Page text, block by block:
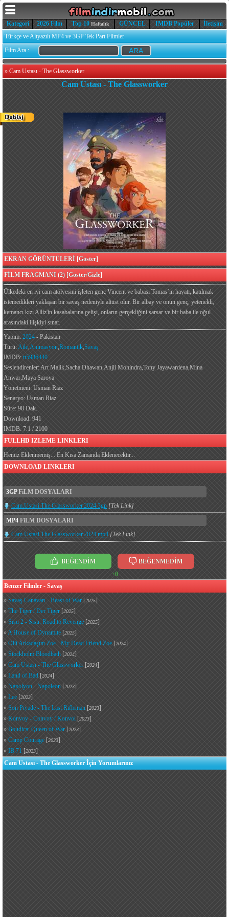
Kategori 2026 Film Top 10 Haftalık GÜNCEL IMDB Popüler
İletişim
Türkçe ve Altyazılı MP4 ve 3GP Tek Part Filmler
Film Ara :
» Cam Ustası - The Glassworker
Cam Ustası - The Glassworker
EKRAN GÖRÜNTÜLERİ [Göster]
FİLM FRAGMANI (2) [Göster/Gizle]
Ülkedeki en iyi cam atölyesini işleten genç Vincent ve babası Tomas’ın hayatı, katılmak
istemedikleri yaklaşan bir savaş nedeniyle altüst olur. Bir albay ve onun genç, yetenekli,
kemancı kızı Alliz'in kasabalarına gelişi, onların gerçekliğini sarsar ve bir baba ile oğul
arasındaki ilişkiyi sınar.
Yapım: 2024 - Pakistan
Türü:Aile,Animasyon,Romantik,Savaş
IMDB: tt5986440
Seslendirenler: Art Malik,Sacha Dhawan,Anjli Mohindra,Tony Jayawardena,Mina
Anwar,Maya Saroya
Yönetmeni: Usman Riaz
Senaryo: Usman Riaz
Süre: 98 Dak.
Download: 941
IMDB: 7.1 / 2100
FULLHD IZLEME LINKLERI
Henüz Eklenmemiş... En Kısa Zamanda Eklenecektir...
DOWNLOAD LINKLERI
3GPFiLM DOSYALARI
Cam.Ustasi.The.Glassworker.2024.3gp [Tek Link]
MP4 FiLM DOSYALARI
Cam.Ustasi.The.Glassworker.2024.mp4 [Tek Link]
BEĞENDİM
BEĞENMEDİM
+0
Benzer Filmler - Savaş
» Savaş Canavarı - Beast of War [2025]
» The Tiger / Der Tiger [2025]
» Sisu 2 - Sisu: Road to Revenge [2025]
»A House of Dynamite [2025]
» Ölü Arkadaşım Zoe - My Dead Friend Zoe [2024]
» Stockholm Bloodbath [2024]
» Cam Ustası - The Glassworker [2024]
» Land of Bad [2024]
» Napolyon - Napoleon [2023]
» Lee [2023]
» Son Piyade - The Last Rifleman [2023]
» Konvoy - Convoy / Konvoi [2023]
» Boudica: Queen of War [2023]
» Camp Courage [2023]
» IB 71 [2023]
Cam Ustası - The Glassworker İçin Yorumlarınız